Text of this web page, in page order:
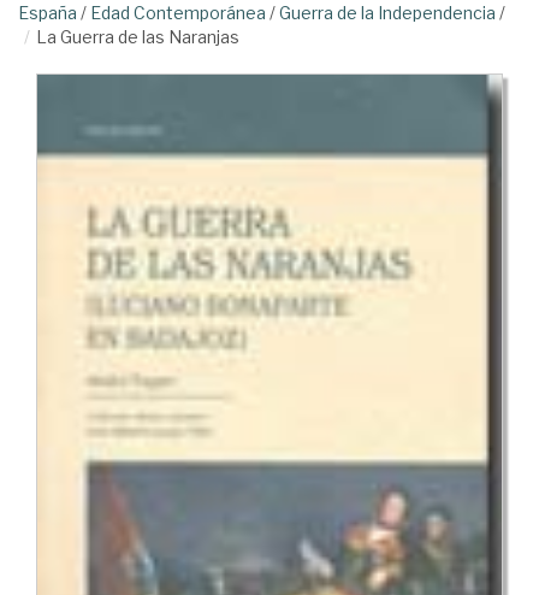
España / Edad Contemporánea /Guerra de la Independencia /
La Guerra de las Naranjas